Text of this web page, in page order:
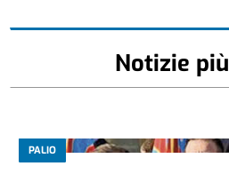
Notizie
PALIO